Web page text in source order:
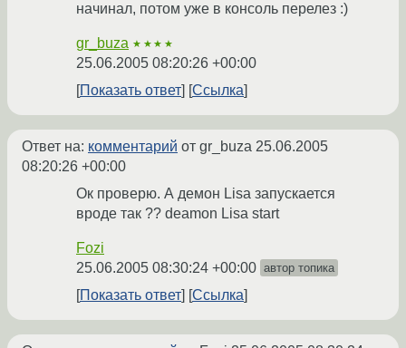
начинал, потом уже в консоль перелез :)
gr_buza ★★★★
25.06.2005 08:20:26 +00:00
Показать ответ
Ссылка
Ответ на: комментарий от gr_buza 25.06.2005
08:20:26 +00:00
Ок проверю. А демон Lisa запускается
вроде так ?? deamon Lisa start
Fozi
25.06.2005 08:30:24 +00:00 автор топика
Показать ответ Ссылка